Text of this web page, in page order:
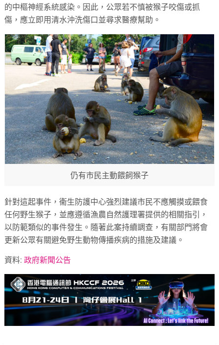
的中樞神經系統感染。因此，公眾若不慎被猴子咬傷或抓
傷，應立即用清水沖洗傷口並尋求醫療幫助。
仍有市民主動餵飼猴子
針對這起事件，衞生防護中心強烈建議市民不應觸摸或餵食
任何野生猴子，並應遵循漁農自然護理署提供的相關指引，
以防範類似的事件發生。隨著此案持續調查，有關部門將會
更新公眾有關避免野生動物傳播疾病的措施及建議。
資料:政府新聞公告